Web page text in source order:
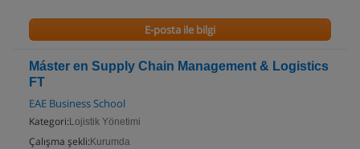
E-posta ile bilgi
Máster en Supply Chain Management & Logistics
FT
EAE Business School
Kategori: Lojistik Yönetimi
Çalışma şekli: Kurumda